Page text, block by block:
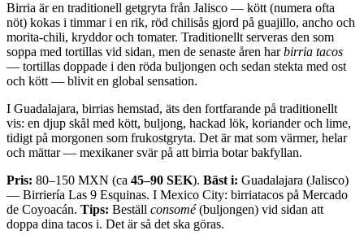
Birria är en traditionell getgryta från Jalisco — kött (numera ofta
nöt) kokas i timmar i en rik, röd chilisås gjord på guajillo, ancho och
morita-chili, kryddor och tomater. Traditionellt serveras den som
soppa med tortillas vid sidan, men de senaste åren harbirria tacos
— tortillas doppade i den röda buljongen och sedan stekta med ost
och kött — blivit en global sensation.
I Guadalajara, birrias hemstad, äts den fortfarande på traditionellt
vis: en djup skål med kött, buljong, hackad lök, koriander och lime,
tidigt på morgonen som frukostgryta. Det är mat som värmer, helar
och mättar — mexikaner svär på att birria botar bakfyllan.
Pris: 80–150 MXN (ca 45–90 SEK). Bäst i: Guadalajara (Jalisco)
— Birriería Las 9 Esquinas. I Mexico City: birriatacos på Mercado
de Coyoacán. Tips: Beställ consomé(buljongen) vid sidan att
doppa dina tacos i. Det är så det ska göras.